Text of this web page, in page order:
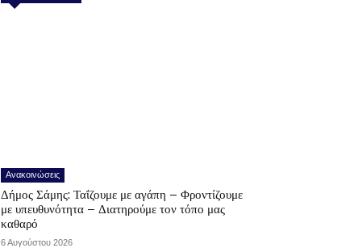
Ανακοινώσεις
Δήμος Σάμης: Ταΐζουμε με αγάπη – Φροντίζουμε
με υπευθυνότητα – Διατηρούμε τον τόπο μας
καθαρό
6 Αυγούστου 2026